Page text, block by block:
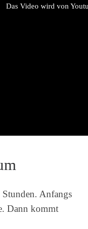
Das Video wird von
Anfangs
Dann kommt